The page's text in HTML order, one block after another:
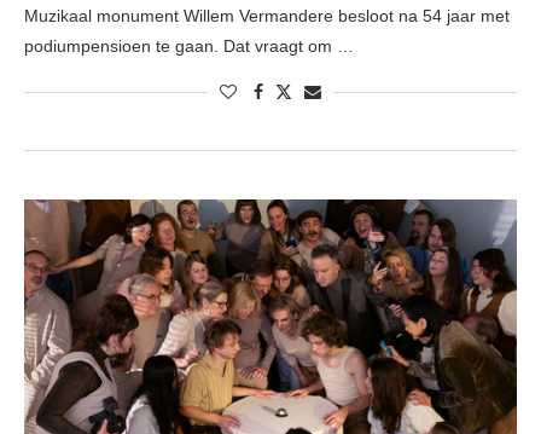
Muzikaal monument Willem Vermandere besloot na 54 jaar met
podiumpensioen te gaan. Dat vraagt om …